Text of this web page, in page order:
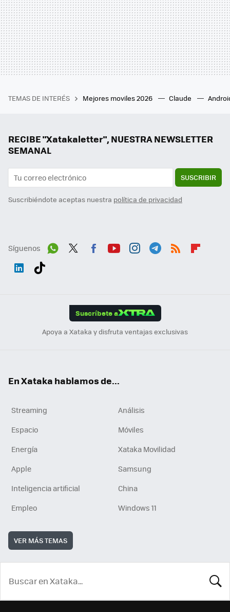
TEMAS DE INTERÉS Mejores moviles 2026 Claude
RECIBE "Xatakaletter", NUESTRA NEWSLETTER
SEMANAL
SUSCRIBIR
Suscribiéndote aceptas nuestra política de privacidad
Síguenos
Suscríbete a
Apoya a Xataka y disfruta ventajas exclusivas
En Xataka hablamos de...
Streaming
Análisis
Espacio
Móviles
Energía
Xataka Movilidad
Apple
Samsung
Inteligencia artificial
China
Empleo
Windows 11
VER MÁS TEMAS